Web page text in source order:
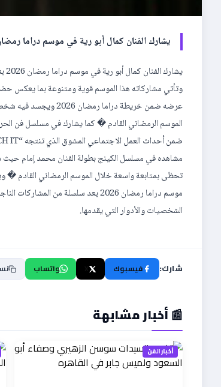
يشارك الفنان كمال أبو رية في موسم دراما رمضان 2026 بعدة أعمال فنية متنوّعة وهو يستكمل تصوير مشاهده استعدادًا
وتأتي مشاركاته هذا الموسم قوية ومتنوعة بما يعكس
عرضه ضمن خريطة
مشاهده في مسلسل الكينج بطولة الفنان محمد إمام
تحظى بمتابعة واسعة خلال الموسم الرمضاني القادم �
موسم دراما رمضان 2026 بعد سلسلة
الشخصيات والأدوار التي يقدمها.
شارك: فيسبوك واتساب
📰 أخبار مشابهة
أخبار الفن